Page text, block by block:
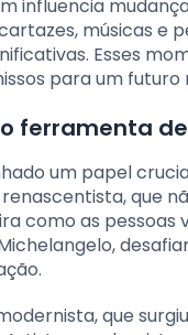
influencia
músicas
Esses
para um futuro
ferramenta
um papel
que
como as pessoas
que